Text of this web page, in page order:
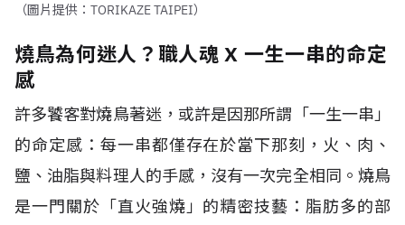
（圖片提供：TORIKAZE TAIPEI）
燒鳥為何迷人？職人魂 X 一生一串的命定
感
許多饕客對燒鳥著迷，或許是因那所謂 「一生一串」
的命定感：每一串都僅存在於當下那刻，火、肉、
鹽、油脂與料理人的手感，沒有一次完全相同。燒鳥
是一門關於「直火強燒」的精密技藝：脂肪多的部